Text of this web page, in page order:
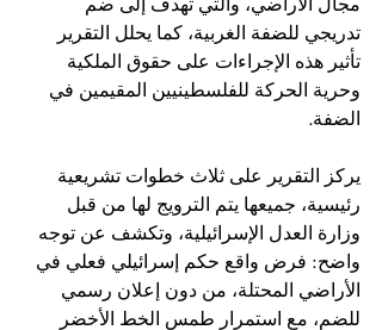
مجال الأراضي، والتي تهدف إلى ضم
تدريجي للضفة الغربية، كما يحلل التقرير
تأثير هذه الإجراءات على حقوق الملكية
وحرية الحركة للفلسطينيين المقيمين في
الضفة.
يركز التقرير على ثلاث خطوات تشريعية
رئيسية، جميعها يتم الترويج لها من قبل
وزارة العدل الإسرائيلية، وتكشف عن توجه
واضح: فرض واقع حكم إسرائيلي فعلي في
الأراضي المحتلة، من دون إعلان رسمي
للضم، مع استمرار طمس الخط الأخضر